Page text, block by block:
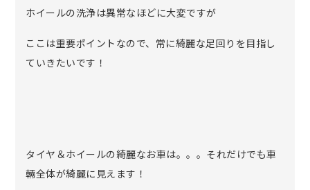
ホイールの洗浄は異常なほどに大変ですが
ここは重要ポイントなので、常に綺麗な足回りを目指し
ていきたいです！
タイヤ＆ホイールの綺麗なお車は。。。それだけでも車
輛全体が綺麗に見えます！